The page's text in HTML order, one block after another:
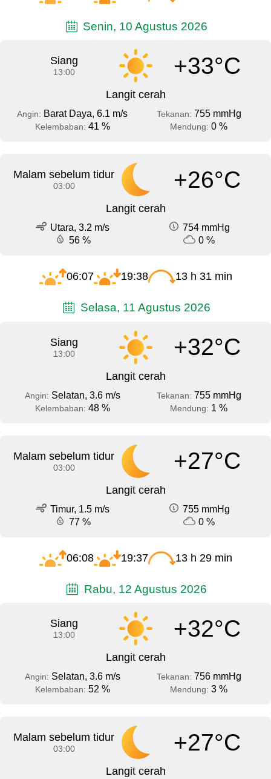
Senin, 10 Agustus 2026
Siang
13:00 +33°C
Langit cerah
Angin: Barat Daya, 6.1 m/s Tekanan: 755 mmHg
Kelembaban: 41 % Mendung: 0 %
Malam sebelum tidur
03:00 +26°C
Langit cerah
Utara, 3.2 m/s
754 mmHg
56 %
0 %
06:07 19:38 13 h 31 min
Selasa, 11 Agustus 2026
Siang
13:00 +32°C
Langit cerah
Angin: Selatan, 3.6 m/s Tekanan: 755 mmHg
Kelembaban: 48 % Mendung: 1 %
Malam sebelum tidur
03:00 +27°C
Langit cerah
Timur, 1.5 m/s
755 mmHg
77 %
0 %
06:08 19:37 13 h 29 min
Rabu, 12 Agustus 2026
Siang
13:00 +32°C
Langit cerah
Angin: Selatan, 3.6 m/s Tekanan: 756 mmHg
Kelembaban: 52 % Mendung: 3 %
Malam sebelum tidur
03:00 +27°C
Langit cerah